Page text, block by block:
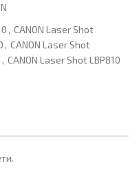
, CANON Laser Shot
, CANON Laser Shot
, CANON Laser Shot LBP810